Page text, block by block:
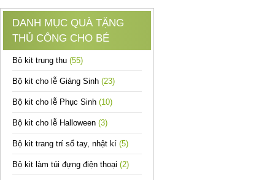
DANH MỤC QUÀ TẶNG
THỦ CÔNG CHO BÉ
Bộ kit trung thu (55)
Bộ kit cho lễ Giáng Sinh (23)
Bộ kit cho lễ Phục Sinh (10)
Bộ kit cho lễ Halloween (3)
Bộ kit trang trí sổ tay, nhật kí (5)
Bộ kit làm túi đựng điện thoại (2)